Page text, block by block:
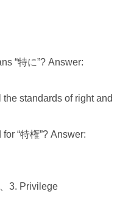
“特に”? Answer:
standards of right and
“特権”? Answer:
3. Privilege